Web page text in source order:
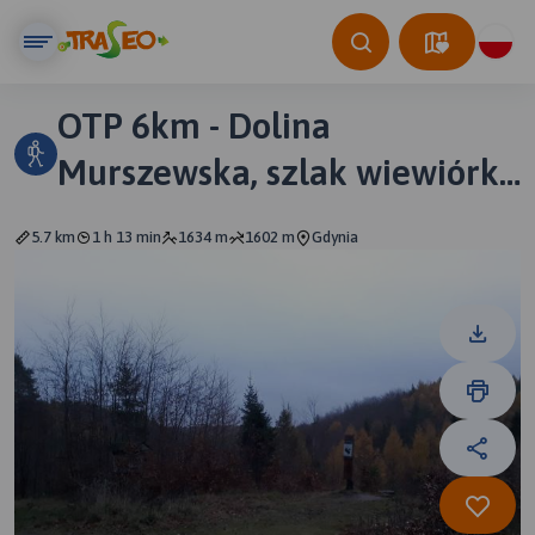
OTP 6km - Dolina
Murszewska, szlak wiewiórki,
5.7 km 1 h 13 min 1634 m 1602 m Gdynia